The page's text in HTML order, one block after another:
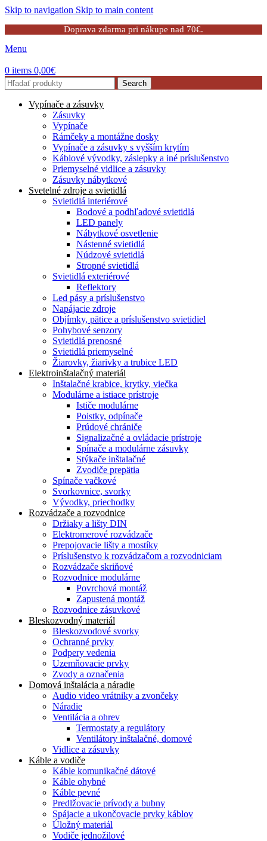
Skip to navigation Skip to main content
Doprava zdarma pri nákupe nad 70€.
Menu
0 items 0,00€
Search
Vypínače a zásuvky
Zásuvky
Vypínače
Rámčeky a montážne dosky
Vypínače a zásuvky s vyšším krytím
Káblové vývodky, záslepky a iné príslušenstvo
Priemyselné vidlice a zásuvky
Zásuvky nábytkové
Svetelné zdroje a svietidlá
Svietidlá interiérové
Bodové a podhľadové svietidlá
LED panely
Nábytkové osvetlenie
Nástenné svietidlá
Núdzové svietidlá
Stropné svietidlá
Svietidlá exteriérové
Reflektory
Led pásy a príslušenstvo
Napájacie zdroje
Objímky, pätice a príslušenstvo svietidiel
Pohybové senzory
Svietidlá prenosné
Svietidlá priemyselné
Žiarovky, žiarivky a trubice LED
Elektroinštalačný materiál
Inštalačné krabice, krytky, viečka
Modulárne a istiace prístroje
Ističe modulárne
Poistky, odpínače
Prúdové chrániče
Signalizačné a ovládacie prístroje
Spínače a modulárne zásuvky
Stýkače inštalačné
Zvodiče prepätia
Spínače vačkové
Svorkovnice, svorky
Vývodky, priechodky
Rozvádzače a rozvodnice
Držiaky a lišty DIN
Elektromerové rozvádzače
Prepojovacie lišty a mostíky
Príslušenstvo k rozvádzačom a rozvodniciam
Rozvádzače skriňové
Rozvodnice modulárne
Povrchová montáž
Zapustená montáž
Rozvodnice zásuvkové
Bleskozvodný materiál
Bleskozvodové svorky
Ochranné prvky
Podpery vedenia
Uzemňovacie prvky
Zvody a označenia
Domová inštalácia a náradie
Audio video vrátniky a zvončeky
Náradie
Ventilácia a ohrev
Termostaty a regulátory
Ventilátory inštalačné, domové
Vidlice a zásuvky
Káble a vodiče
Káble komunikačné dátové
Káble ohybné
Káble pevné
Predlžovacie prívody a bubny
Spájacie a ukončovacie prvky káblov
Úložný materiál
Vodiče jednožilové